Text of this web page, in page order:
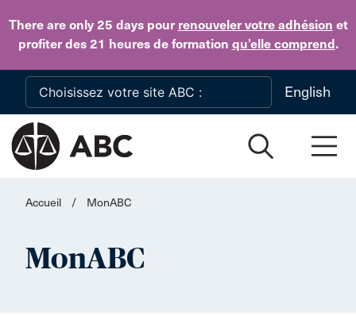
There are only 25 dayspour renouveler votre adhésion et
profiter des 21 heures de formation qu’elle comprend.
Skip to main content
English
Accueil / MonABC
MonABC